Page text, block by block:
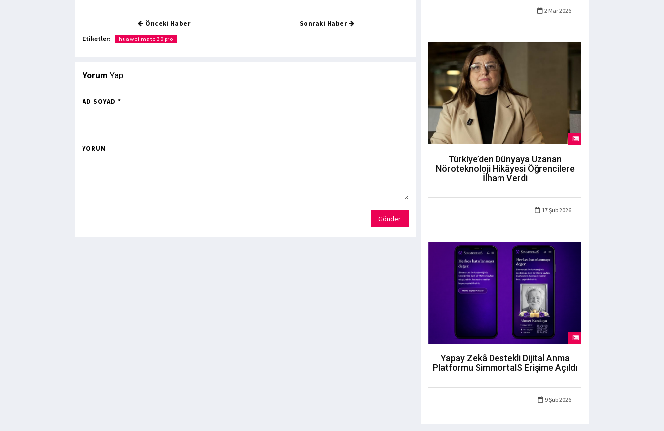
Önceki Haber Sonraki Haber
Etiketler: huawei mate 30 pro
Yorum Yap
AD SOYAD *
YORUM
Gönder
2 Mar 2026
Türkiye’den Dünyaya Uzanan
Nöroteknoloji Hikâyesi Öğrencilere
İlham Verdi
17 Şub 2026
Yapay Zekâ Destekli Dijital Anma
Platformu SimmortalS Erişime Açıldı
9 Şub 2026